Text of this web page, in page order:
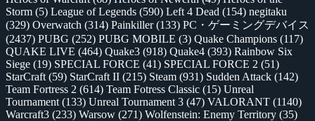
Storm (5) League of Legends (590) Left 4 Dead (154) negitaku
(329) Overwatch (314) Painkiller(133) PC・ゲーミングデバイス
(2437) PUBG (252) PUBG MOBILE (3) Quake Champions (117)
QUAKE LIVE (464) Quake3 (918) Quake4 (393) Rainbow Six
Siege (19) SPECIAL FORCE (41) SPECIAL FORCE 2 (51)
StarCraft (59) StarCraft II (215) Steam (931) Sudden Attack (142)
Team Fortress 2 (614) Team Fotress Classic (15) Unreal
Tournament (133) Unreal Tournament 3 (47) VALORANT (1140)
Warcraft3 (233) Warsow (271) Wolfenstein: Enemy Territory (35)